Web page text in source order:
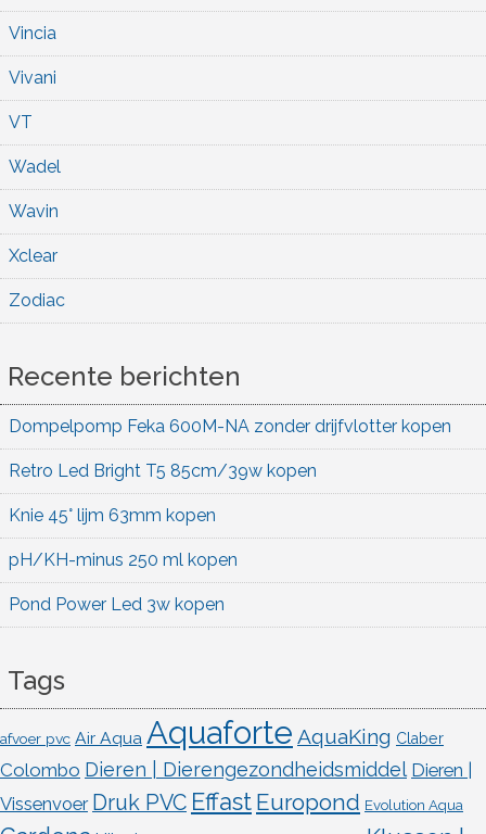
Vincia
Vivani
VT
Wadel
Wavin
Xclear
Zodiac
Recente berichten
Dompelpomp Feka 600M-NA zonder drijfvlotter kopen
Retro Led Bright T5 85cm/39w kopen
Knie 45° lijm 63mm kopen
pH/KH-minus 250 ml kopen
Pond Power Led 3w kopen
Tags
afvoer pvc Air Aqua Aquaforte AquaKing Claber
Colombo Dieren | Dierengezondheidsmiddel Dieren |
Vissenvoer Druk PVC Effast Europond Evolution Aqua